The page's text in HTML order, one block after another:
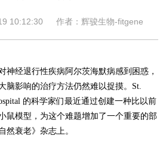
10:12:30 作者：辉骏生物-fitgene
神经退行性疾病阿尔茨海默病感到困惑，
脑影响的治疗方法仍然难以捉摸。St.
的科学家们最近通过创建一种比以前
鼠模型，为这个难题增加了一个重要的部
然衰老》杂志上。